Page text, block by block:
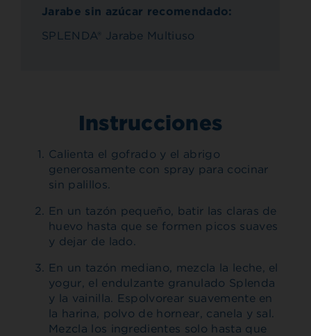
Jarabe sin azúcar recomendado:
SPLENDA® Jarabe Multiuso
Instrucciones
Calienta el gofrado y el abrigo
generosamente con spray para cocinar
sin palillos.
En un tazón pequeño, batir las claras de
huevo hasta que se formen picos suaves
y dejar de lado.
En un tazón mediano, mezcla la leche, el
yogur, el endulzante granulado Splenda
y la vainilla. Espolvorear suavemente en
la harina, polvo de hornear, canela y sal.
Mezcla los ingredientes solo hasta que